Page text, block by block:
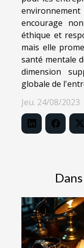
encourage
éthique et
mais elle
santé mentale
dimension
globale de
Jeu. 24/08/2023